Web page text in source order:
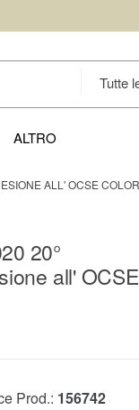
ALTRO
ALL' OCSE
20°
all' OCSE
Prod.: 156742